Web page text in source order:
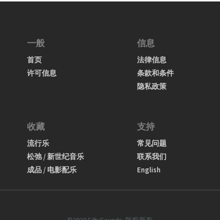
一般
首页
许可信息
信息
法律信息
条款和条件
隐私政策
收藏
流行乐
松弛 / 新世纪音乐
成品 / 电影配乐
支持
常见问题
联系我们
English